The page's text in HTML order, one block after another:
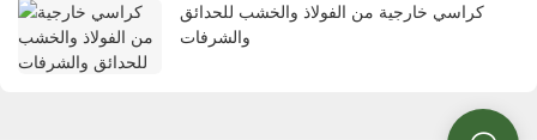
كراسي خارجية من الفولاذ والخشب للحدائق
والشرفات